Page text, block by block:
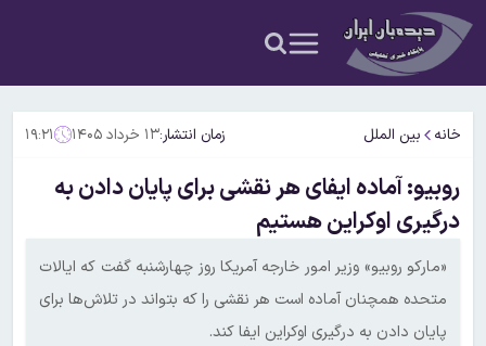
خانه بین الملل زمان انتشار:۱۳ خرداد ۱۴۰۵ ۱۹:۲۱
روبیو: آماده ایفای هر نقشی برای پایان دادن به
درگیری اوکراین هستیم
«مارکو روبیو» وزیر امور خارجه آمریکا روز چهارشنبه گفت که ایالات
متحده همچنان آماده است هر نقشی را که بتواند در تلاش‌ها برای
پایان دادن به درگیری اوکراین ایفا کند.